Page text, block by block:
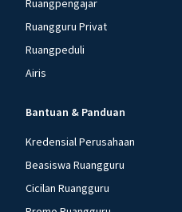
Ruangpengajar
Ruangguru Privat
Ruangpeduli
Airis
Bantuan & Panduan
Kredensial Perusahaan
Beasiswa Ruangguru
Cicilan Ruangguru